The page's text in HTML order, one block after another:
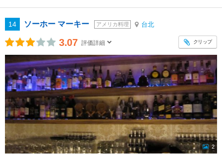
14 ソーホー マーキー アメリカ料理 台北
3.07 評価詳細 クリップ
2